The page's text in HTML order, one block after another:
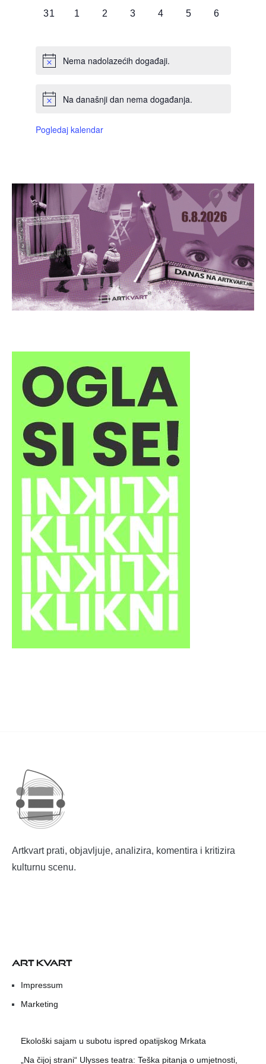
0
31
0
1
0
2
0
3
0
4
0
5
0
6
Nema nadolazećih događaji.
Na današnji dan nema događanja.
Pogledaj kalendar
Artkvart prati, objavljuje, analizira, komentira i kritizira
kulturnu scenu.
ART KVART
Impressum
Marketing
Ekološki sajam u subotu ispred opatijskog Mrkata
„Na čijoj strani“ Ulysses teatra: Teška pitanja o umjetnosti,